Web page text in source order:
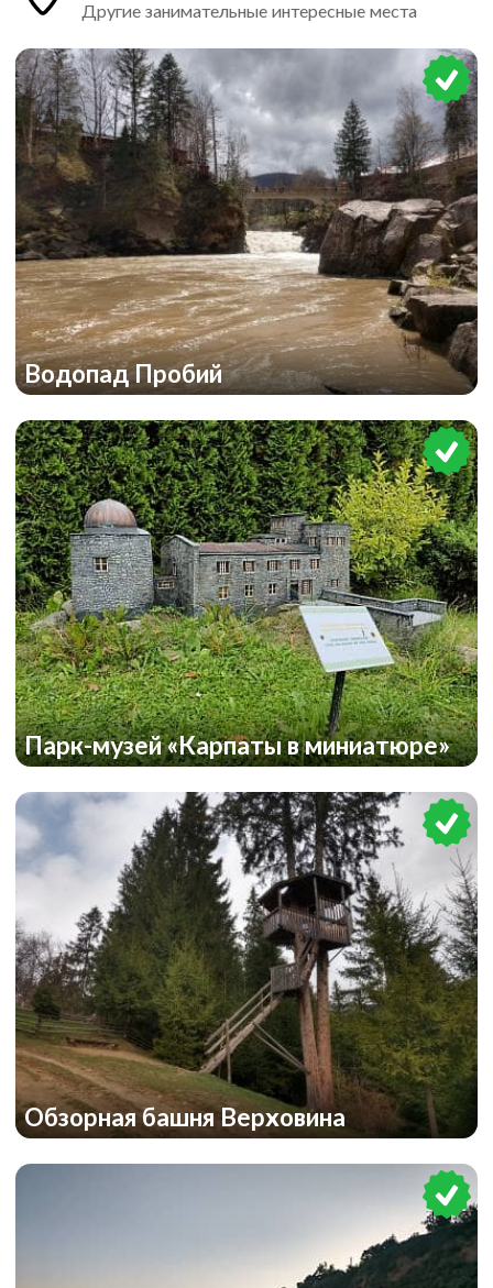
Другие занимательные интересные места
Водопад Пробий
Парк-музей «Карпаты в миниатюре»
Обзорная башня Верховина